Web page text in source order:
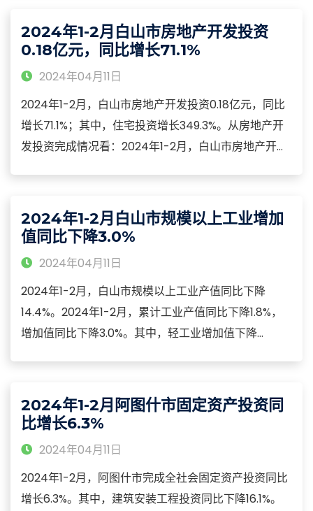
降14.8%；乡村消费品零售额97万元，下降31.6%。从消
费形态看，餐饮收入与商品零售额“一升一降”。
2024年1-2月白山市房地产开发投资
0.18亿元，同比增长71.1%
2024年04月11日
2024年1-2月，白山市房地产开发投资0.18亿元，同比
增长71.1%；其中，住宅投资增长349.3%。从房地产开
发投资完成情况看：2024年1-2月，白山市房地产开发
看：2024年1-2月，白山市商品房销售面积1.65万平方
米，下降5.0%。
2024年1-2月白山市规模以上工业增加
值同比下降3.0%
2024年04月11日
2024年1-2月，白山市规模以上工业产值同比下降
14.4%。2024年1-2月，累计工业产值同比下降1.8%，
增加值同比下降3.0%。其中，轻工业增加值下降
下降12.1%；电力、热力、燃气及水生产和供应业下降
6.4%。
2024年1-2月阿图什市固定资产投资同
比增长6.3%
2024年04月11日
2024年1-2月，阿图什市完成全社会固定资产投资同比
增长6.3%。其中，建筑安装工程投资同比下降16.1%。